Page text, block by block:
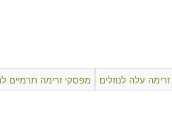
עלה לנוזלים מפסקי זרימה תרמיים